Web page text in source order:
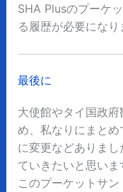
SHA Plusのプーケ
る履歴が必要になり
最後に
大使館やタイ国政
め、私なりにまと
に変更などありま
ていきたいと思いま
このプーケットサ